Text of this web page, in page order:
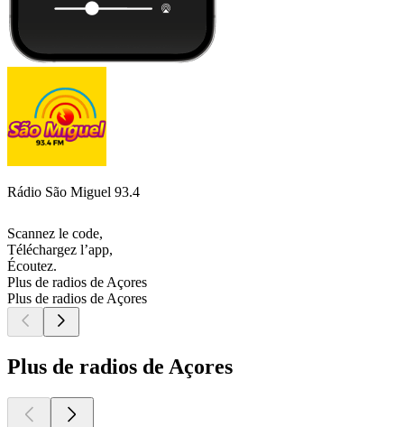
Rádio São Miguel 93.4
Scannez le code,
Téléchargez l’app,
Écoutez.
Plus de radios de Açores
Plus de radios de Açores
Plus de radios de Açores